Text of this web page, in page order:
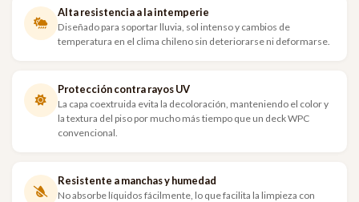
Alta resistencia a la intemperie
Diseñado para soportar lluvia, sol intenso y cambios de
temperatura en el clima chileno sin deteriorarse ni deformarse.
Protección contra rayos UV
La capa coextruida evita la decoloración, manteniendo el color y
la textura del piso por mucho más tiempo que un deck WPC
convencional.
Resistente a manchas y humedad
No absorbe líquidos fácilmente, lo que facilita la limpieza con